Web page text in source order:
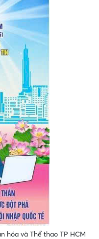
hóa và Thể thao TP HCM